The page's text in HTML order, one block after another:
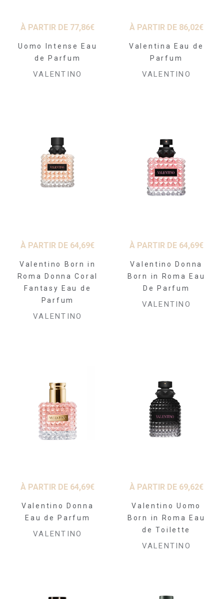
À PARTIR DE 77,86€
Uomo Intense Eau
de Parfum
VALENTINO
À PARTIR DE 86,02€
Valentina Eau de
Parfum
VALENTINO
À PARTIR DE 64,69€
Valentino Born in
Roma Donna Coral
Fantasy Eau de
Parfum
VALENTINO
À PARTIR DE 64,69€
Valentino Donna
Born in Roma Eau
De Parfum
VALENTINO
À PARTIR DE 64,69€
Valentino Donna
Eau de Parfum
VALENTINO
À PARTIR DE 69,62€
Valentino Uomo
Born in Roma Eau
de Toilette
VALENTINO